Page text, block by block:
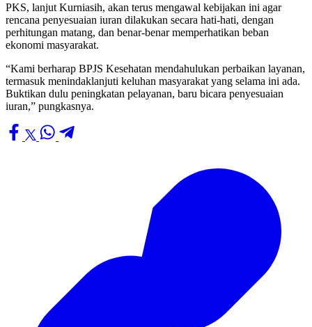
PKS, lanjut Kurniasih, akan terus mengawal kebijakan ini agar
rencana penyesuaian iuran dilakukan secara hati-hati, dengan
perhitungan matang, dan benar-benar memperhatikan beban
ekonomi masyarakat.
“Kami berharap BPJS Kesehatan mendahulukan perbaikan layanan,
termasuk menindaklanjuti keluhan masyarakat yang selama ini ada.
Buktikan dulu peningkatan pelayanan, baru bicara penyesuaian
iuran,” pungkasnya.